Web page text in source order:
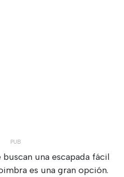
buscan una escapada fácil
es una gran opción.